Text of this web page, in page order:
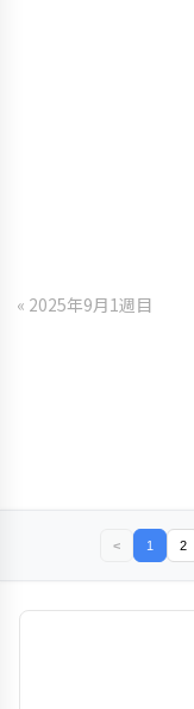
« 2025年9月1週目
< 1 2